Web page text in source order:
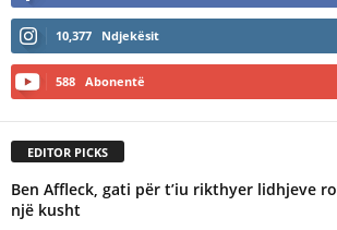
10,377 Ndjekësit
588 Abonentë
EDITOR PICKS
Ben Affleck, gati për t’iu rikthyer lidhjeve
një kusht